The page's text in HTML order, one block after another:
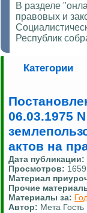
В разделе
правовых и
Республик
Категории
06.03.1975
актов на
Дата публикации:
Просмотров: 1659
Материал
Прочие
Материалы за:
Автор: Мета Гость